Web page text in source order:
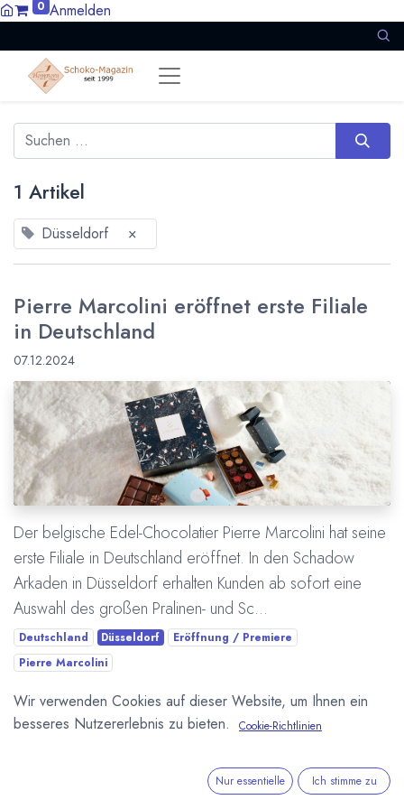
0 Anmelden
1 Artikel
Düsseldorf ×
Pierre Marcolini eröffnet erste Filiale
in Deutschland
07.12.2024
Der belgische Edel-Chocolatier Pierre Marcolini hat seine
erste Filiale in Deutschland eröffnet. In den Schadow
Arkaden in Düsseldorf erhalten Kunden ab sofort eine
Auswahl des großen Pralinen- und Sc...
Deutschland Düsseldorf
Eröffnung / Premiere
Pierre Marcolini
Mehr lesen
Wir verwenden Cookies auf dieser Website, um Ihnen ein
besseres Nutzererlebnis zu bieten.
Cookie-Richtlinien
Nur essentielle Ich stimme zu